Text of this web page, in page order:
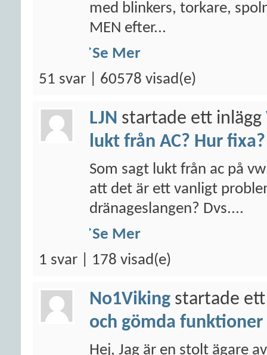
med blinkers, torkare,
MEN efter...
Se Mer
51 svar | 60578 visad(e)
LJN startade ett inlägg
lukt från AC? Hur fixa?
Som sagt lukt från ac på
att det är ett vanligt
dränageslangen? Dvs....
Se Mer
1 svar | 178 visad(e)
No1Viking startade
och gömda funktioner
Hej, Jag är en stolt ägare